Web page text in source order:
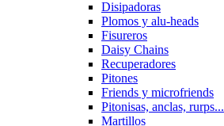
Disipadoras
Plomos y alu-heads
Fisureros
Daisy Chains
Recuperadores
Pitones
Friends y microfriends
Pitonisas, anclas, rurps...
Martillos